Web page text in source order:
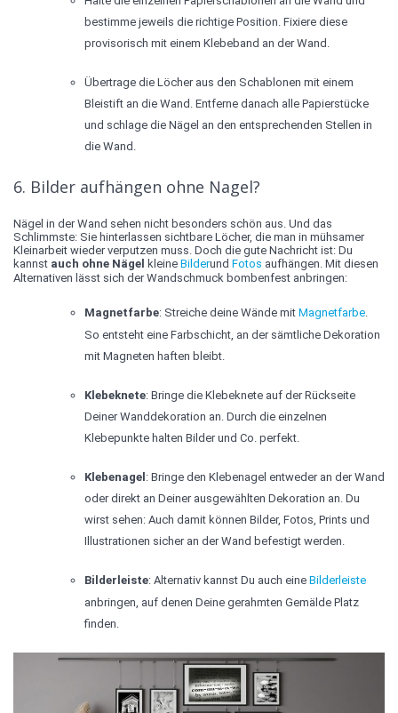
bestimme jeweils die richtige Position. Fixiere diese
provisorisch mit einem Klebeband an der Wand.
Übertrage die Löcher aus den Schablonen mit einem
Bleistift an die Wand. Entferne danach alle Papierstücke
und schlage die Nägel an den entsprechenden Stellen in
die Wand.
6. Bilder aufhängen ohne Nagel?
Nägel in der Wand sehen nicht besonders schön aus. Und das
Schlimmste: Sie hinterlassen sichtbare Löcher, die man in mühsamer
Kleinarbeit wieder verputzen muss. Doch die gute Nachricht ist: Du
kannst auch ohne Nägel kleine Bilderund Fotos aufhängen. Mit diesen
Alternativen lässt sich der Wandschmuck bombenfest anbringen:
Magnetfarbe: Streiche deine Wände mit Magnetfarbe
So entsteht eine Farbschicht, an der sämtliche Dekoration
mit Magneten haften bleibt.
Klebeknete: Bringe die Klebeknete auf der Rückseite
Deiner Wanddekoration an. Durch die einzelnen
Klebepunkte halten Bilder und Co. perfekt.
Klebenagel : Bringe den Klebenagel entweder an der Wand
oder direkt an Deiner ausgewählten Dekoration an. Du
wirst sehen: Auch damit können Bilder, Fotos, Prints und
Illustrationen sicher an der Wand befestigt werden.
Bilderleiste: Alternativ kannst Du auch eine Bilderleiste
anbringen, auf denen Deine gerahmten Gemälde Platz
finden.